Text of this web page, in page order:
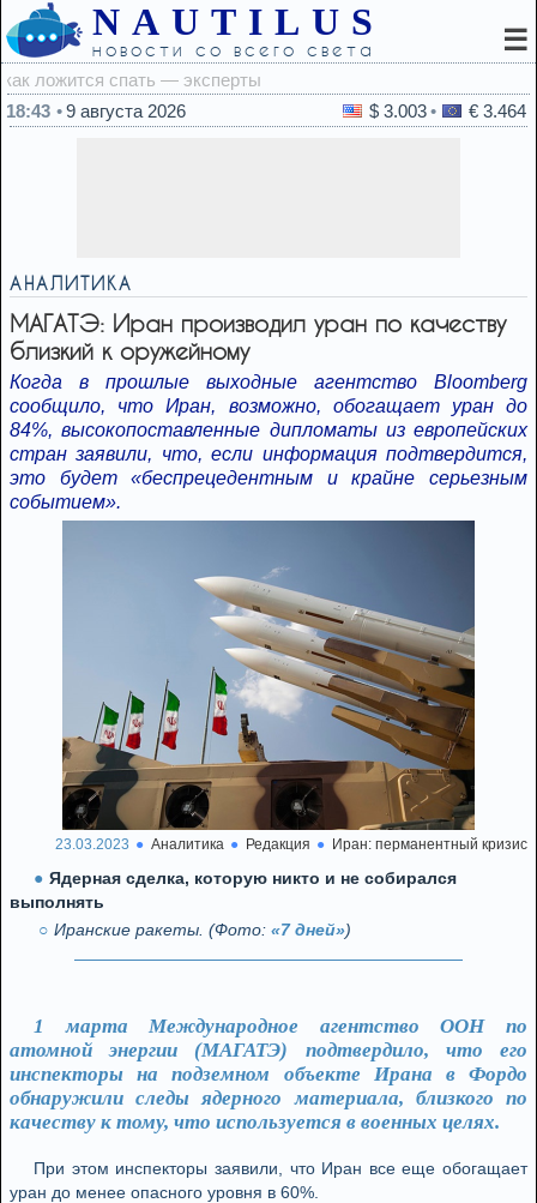
NAUTILUS
новости со всего света ☰
18:43
9 августа 2026 $ 3.003 € 3.464
АНАЛИТИКА
МАГАТЭ: Иран производил уран по качеству
близкий к оружейному
Когда в прошлые выходные агентство Bloomberg
сообщило, что Иран, возможно, обогащает уран до
84%, высокопоставленные дипломаты из европейских
стран заявили, что, если информация подтвердится,
это будет «беспрецедентным и крайне серьезным
событием».
23.03.2023 Аналитика Редакция Иран: перманентный кризис
Ядерная сделка, которую никто и не собирался
выполнять
Иранские ракеты. (Фото: «7 дней»)
1 марта Международное агентство ООН по
атомной энергии (МАГАТЭ) подтвердило, что его
инспекторы на подземном объекте Ирана в Фордо
обнаружили следы ядерного материала, близкого по
качеству к тому, что используется в военных целях.
При этом инспекторы заявили, что Иран все еще обогащает
уран до менее опасного уровня в 60%.